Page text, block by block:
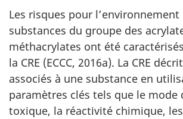
Les risques pour l’environnement
substances du groupe des
méthacrylates ont été
la CRE (ECCC, 2016a). La CRE
associés à une substance en
paramètres clés tels que le mode
toxique, la réactivité chimique,